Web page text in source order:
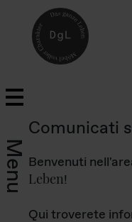
Menu
Comunicati
Benvenuti
Leben!
Qui troverete